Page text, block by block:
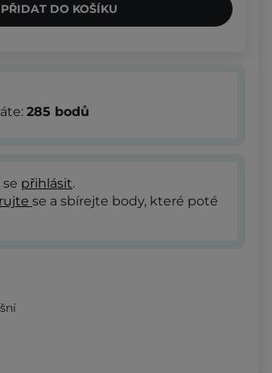
PŘIDAT DO KOŠÍKU
285 bodů
se přihlásit.
se a sbírejte body, které poté